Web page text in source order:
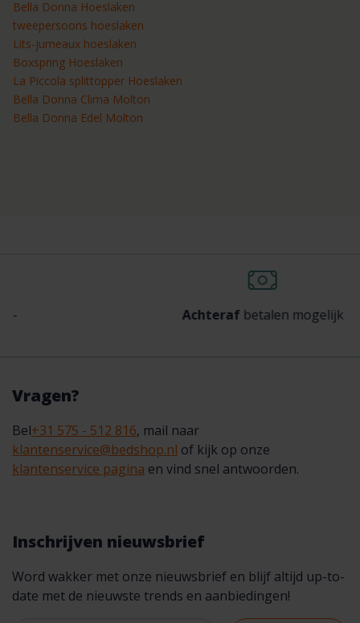
Bella Donna Hoeslaken
tweepersoons hoeslaken
Lits-jumeaux hoeslaken
Boxspring Hoeslaken
La Piccola splittopper Hoeslaken
Bella Donna Clima Molton
Bella Donna Edel Molton
Achterafbetalen mogelijk
Vragen?
Bel+31 575 - 512 816, mail naar
klantenservice@bedshop.nl of kijk op onze
klantenservice pagina en vind snel antwoorden.
Inschrijven nieuwsbrief
Word wakker met onze nieuwsbrief en blijf altijd up-to-
date met de nieuwste trends en aanbiedingen!